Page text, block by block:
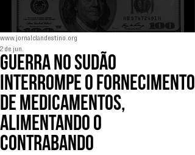
Guerra no Sudão
interrompe o fornecimento
de medicamentos,
alimentando o
contrabando
www.jornalclandestino.org
2 de jun.